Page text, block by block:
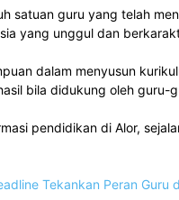
satuan guru yang telah
yang unggul dan
dalam menyusun
bila didukung oleh
pendidikan di Alor,
Tekankan Peran Guru